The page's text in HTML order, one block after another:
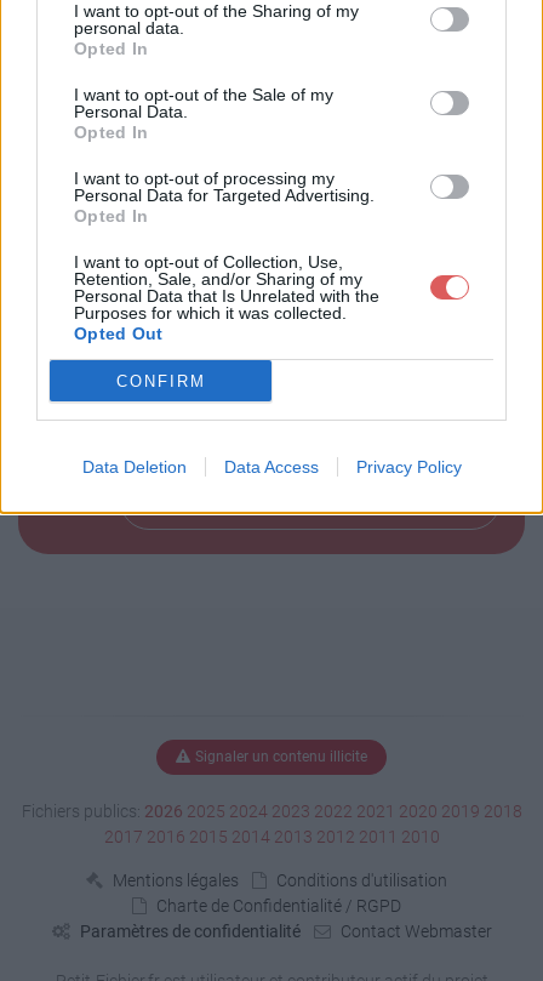
I want to opt-out of the Sharing of my
personal data.
Opted In
I want to opt-out of the Sale of my
Personal Data.
Opted In
I want to opt-out of processing my
Personal Data for Targeted Advertising.
Opted In
I want to opt-out of Collection, Use,
Retention, Sale, and/or Sharing of my
Personal Data that Is Unrelated with the
Purposes for which it was collected.
Opted Out
CONFIRM
Data Deletion Data Access Privacy Policy
Partager le fichier sortie.txt sur le
Web et les réseaux sociaux:
Télécharger le fichier sortie.txt
Télécharger sortie.txt
Signaler un contenu illicite
Fichiers publics: 2026 2025 2024 2023 2022 2021 2020 2019 2018
2017 2016 2015 2014 2013 2012 2011 2010
Mentions légales
Conditions d'utilisation
Charte de Confidentialité / RGPD
Paramètres de confidentialité
Contact Webmaster